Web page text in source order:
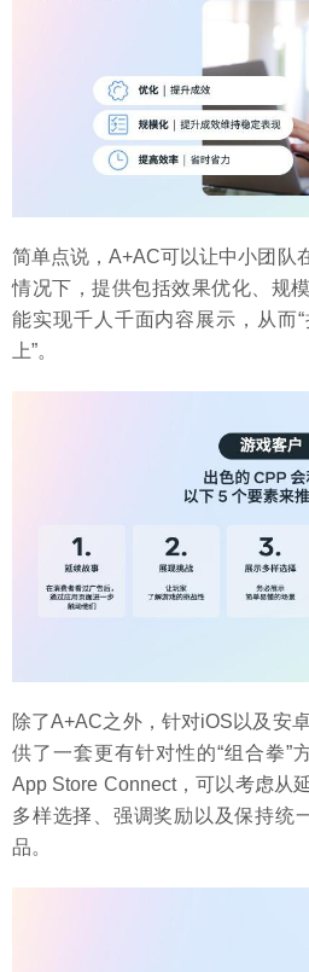
简单点说，A+AC可以让中小团队
情况下，提供包括效果优化、规
能实现千人千面内容展示，从而
上”。
除了A+AC之外，针对iOS以及安
供了一套更有针对性的“组合拳”
App Store Connect，可以考虑从
多样选择、强调奖励以及保持统
品。